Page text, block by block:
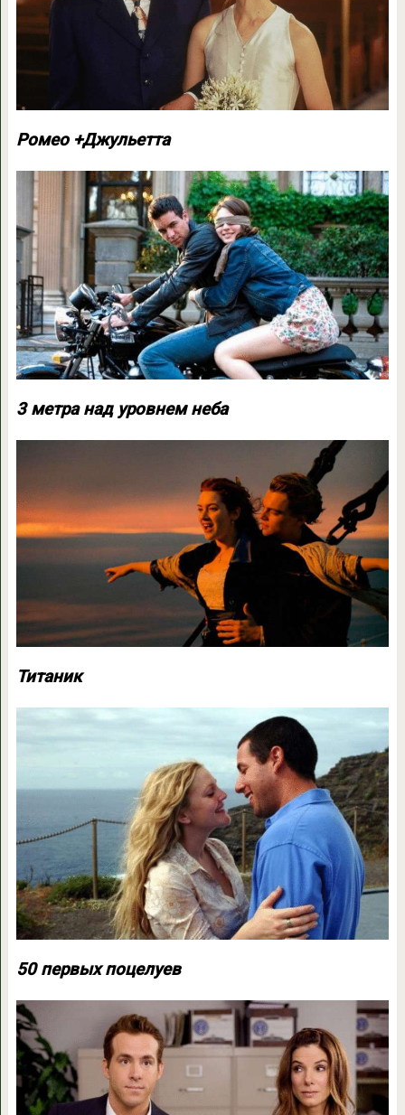
Ромео +Джульетта
3 метра над уровнем неба
Титаник
50 первых поцелуев